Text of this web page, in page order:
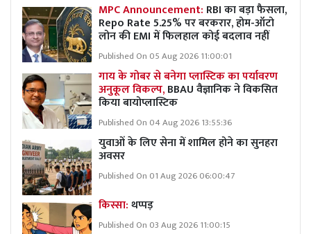
MPC Announcement: RBI का बड़ा फैसला,
Repo Rate 5.25% पर बरकरार, होम-ऑटो
लोन की EMI में फिलहाल कोई बदलाव नहीं
Published On 05 Aug 2026 11:00:01
गाय के गोबर से बनेगा प्लास्टिक का पर्यावरण
अनुकूल विकल्प,BBAU वैज्ञानिक ने विकसित
किया बायोप्लास्टिक
Published On 04 Aug 2026 13:55:36
युवाओं के लिए सेना में शामिल होने का सुनहरा
अवसर
Published On 01 Aug 2026 06:00:47
किस्सा:थप्पड़
Published On 03 Aug 2026 11:00:15